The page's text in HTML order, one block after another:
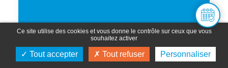
Ce site utilise des cookies et vous donne le contrôle sur ceux que vous
souhaitez activer
Tout accepter Tout refuser Personnaliser